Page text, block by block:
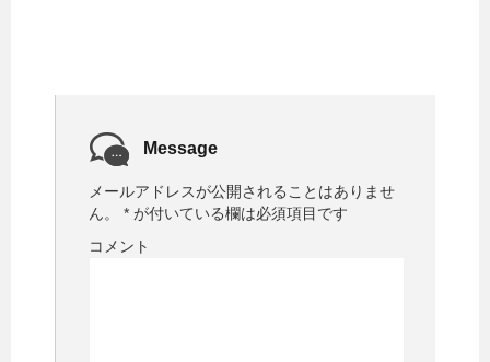
Message
メールアドレスが公開されることはありませ
ん。
* が付いている欄は必須項目です
コメント